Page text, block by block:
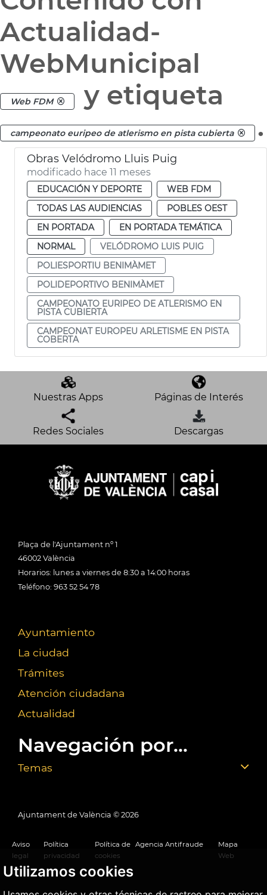
Utilizamos cookies
Actualidad-
WebMunicipal
Web FDM y etiqueta
campeonato euripeo de atlerismo en pista cubierta .
Obras Velódromo Lluis Puig
modificado hace 11 meses
EDUCACIÓN Y DEPORTE
WEB FDM
TODAS LAS AUDIENCIAS
POBLES OEST
EN PORTADA
EN PORTADA TEMÁTICA
NORMAL
VELÓDROMO LUIS PUIG
POLIESPORTIU BENIMÀMET
POLIDEPORTIVO BENIMÀMET
CAMPEONATO EURIPEO DE ATLERISMO EN
PISTA CUBIERTA
CAMPEONAT EUROPEU ARLETISME EN PISTA
COBERTA
Nuestras Apps Páginas de Interés
Redes Sociales Descargas
Plaça de l'Ajuntament nº 1
46002 València
Horarios: lunes a viernes de 8:30 a 14:00 horas
Teléfono: 963 52 54 78
Ayuntamiento
La ciudad
Trámites
Atención ciudadana
Actualidad
Navegación por...
Temas
Ajuntament de València © 2026
Aviso
legal
Política
privacidad
Política de
cookies
Agencia Antifraude
Mapa
Web